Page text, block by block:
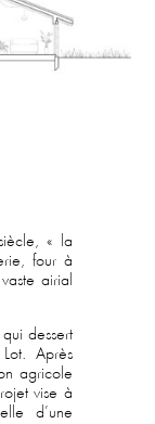
« la
four à
airial
dessert
Après
agricole
vise à
d’une